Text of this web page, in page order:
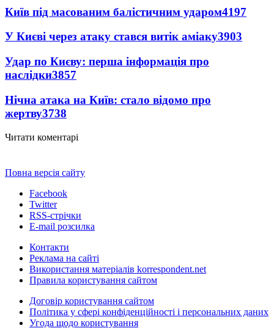
Київ під масованим балістичним ударом4197
У Києві через атаку стався витік аміаку3903
Удар по Києву: перша інформація про
наслідки3857
Нічна атака на Київ: стало відомо про
жертву3738
Читати коментарі
Повна версія сайту
Facebook
Twitter
RSS-стрічки
E-mail розсилка
Контакти
Реклама на сайті
Використання матеріалів korrespondent.net
Правила користування сайтом
Договір користування сайтом
Політика у сфері конфіденційності і персональних даних
Угода щодо користування